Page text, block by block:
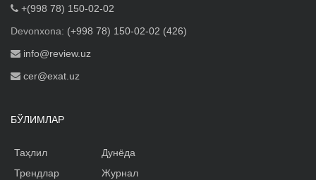
+(998 78) 150-02-02
Devonxona: (+998 78) 150-02-02 (426)
info@review.uz
cer@exat.uz
БЎЛИМЛАР
Таҳлил
Трендлар
Дунёда
Журнал